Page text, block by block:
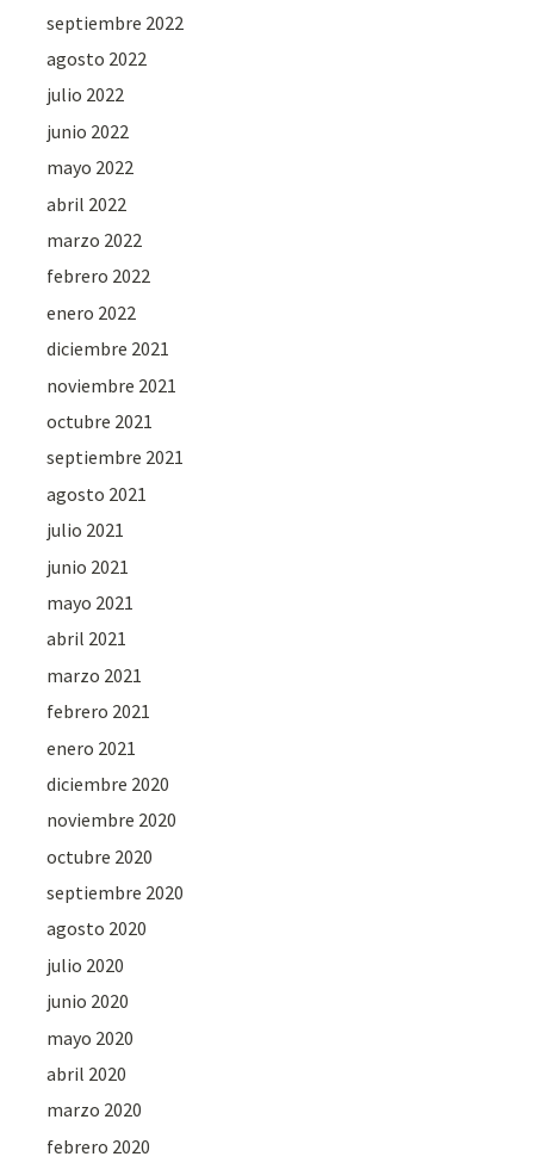
septiembre 2022
agosto 2022
julio 2022
junio 2022
mayo 2022
abril 2022
marzo 2022
febrero 2022
enero 2022
diciembre 2021
noviembre 2021
octubre 2021
septiembre 2021
agosto 2021
julio 2021
junio 2021
mayo 2021
abril 2021
marzo 2021
febrero 2021
enero 2021
diciembre 2020
noviembre 2020
octubre 2020
septiembre 2020
agosto 2020
julio 2020
junio 2020
mayo 2020
abril 2020
marzo 2020
febrero 2020